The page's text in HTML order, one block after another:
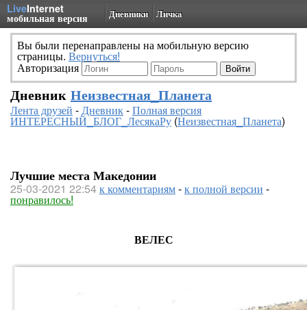
LiveInternet
мобильная версия Дневники Личка
Вы были перенаправлены на мобильную версию
страницы. Вернуться!
Авторизация
Дневник Неизвестная_Планета
Лента друзей -Дневник-Полная версия
ИНТЕРЕСНЫЙ_БЛОГ_ЛесякаРу(Неизвестная_Планета)
Лучшие места Македонии
25-03-2021 22:54к комментариям-к полной версии -
понравилось!
ВЕЛЕС